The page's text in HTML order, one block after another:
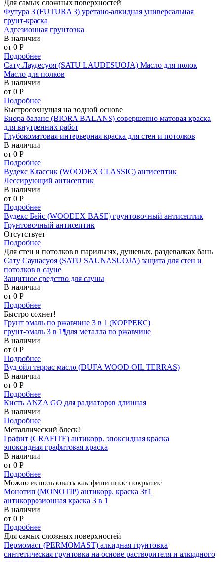
Для самых сложных поверхностей
Футура 3 (FUTURA 3) уретано-алкидная универсальная
грунт-краска
Адгезионная грунтовка
В наличии
от 0 P
Подробнее
Сату Лаудесуоя (SATU LAUDESUOJA) Масло для полок
Масло для полков
В наличии
от 0 P
Подробнее
Быстросохнущая на водной основе
Биора баланс (BIORA BALANS) совершенно матовая краска
для внутренних работ
Глубокоматовая интерьерная краска для стен и потолков
В наличии
от 0 P
Подробнее
Вудекс Классик (WOODEX CLASSIC) антисептик
Лессирующий антисептик
В наличии
от 0 P
Подробнее
Вудекс Бейс (WOODEX BASE) грунтовочный антисептик
Грунтовочный антисептик
Отсутствует
Подробнее
Для стен и потолков в парильнях, душевых, раздевалках бань
Сату Саунасуоя (SATU SAUNASUOJA) защита для стен и
потолков в сауне
Защитное средство для сауны
В наличии
от 0 P
Подробнее
Быстро сохнет!
Грунт эмаль по ржавчине 3 в 1 (КОРРЕКС)
грунт-эмаль 3 в 1¶для металла по ржавчине
В наличии
от 0 P
Подробнее
Вуд ойл террас масло (DUFA WOOD OIL TERRAS)
В наличии
от 0 P
Подробнее
Кисть ANZA GO для радиаторов длинная
В наличии
Подробнее
Металлический блеск!
Графит (GRAFITE) антикорр. эпоксидная краска
эпоксидная графитовая краска
В наличии
от 0 P
Подробнее
Можно использовать как финишное покрытие
Монотип (MONOTIP) антикорр. краска 3в1
антикоррозионная краска 3 в 1
В наличии
от 0 P
Подробнее
Для самых сложных поверхностей
Пермомаст (PERMOMAST) алкидная грунтовка
синтетическая грунтовка на основе растворителя и алкидного